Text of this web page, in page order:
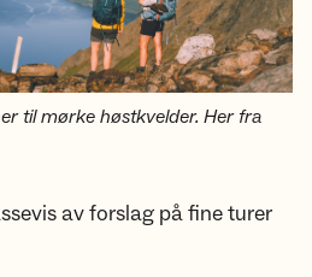
til mørke høstkvelder. Her fra
av forslag på fine turer